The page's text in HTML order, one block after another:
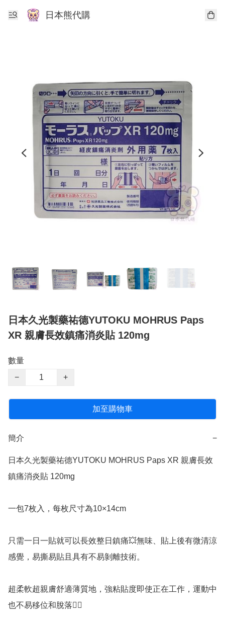
日本熊代購
日本久光製藥祐德YUTOKU MOHRUS Paps
XR 親膚長效鎮痛消炎貼 120mg
數量
−
+
加至購物車
簡介 −
日本久光製藥祐德YUTOKU MOHRUS Paps XR 親膚長效
鎮痛消炎貼 120mg
一包7枚入，每枚尺寸為10×14cm
只需一日一貼就可以長效整日鎮痛💥無味、貼上後有微清涼
感覺，易撕易貼且具有不易剝離技術。
超柔軟超親膚舒適薄質地，強粘貼度即使正在工作，運動中
也不易移位和脫落👍🏻